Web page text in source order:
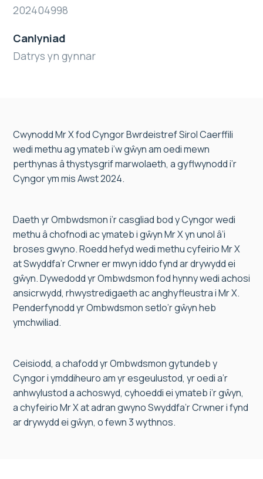
202404998
Canlyniad
Datrys yn gynnar
Cwynodd Mr X fod Cyngor Bwrdeistref Sirol Caerffili
wedi methu ag ymateb i’w gŵyn am oedi mewn
perthynas â thystysgrif marwolaeth, a gyflwynodd i’r
Cyngor ym mis Awst 2024.
Daeth yr Ombwdsmon i’r casgliad bod y Cyngor wedi
methu â chofnodi ac ymateb i gŵyn Mr X yn unol â’i
broses gwyno. Roedd hefyd wedi methu cyfeirio Mr X
at Swyddfa’r Crwner er mwyn iddo fynd ar drywydd ei
gŵyn. Dywedodd yr Ombwdsmon fod hynny wedi achosi
ansicrwydd, rhwystredigaeth ac anghyfleustra i Mr X.
Penderfynodd yr Ombwdsmon setlo’r gŵyn heb
ymchwiliad.
Ceisiodd, a chafodd yr Ombwdsmon gytundeb y
Cyngor i ymddiheuro am yr esgeulustod, yr oedi a’r
anhwylustod a achoswyd, cyhoeddi ei ymateb i’r gŵyn,
a chyfeirio Mr X at adran gwyno Swyddfa’r Crwner i fynd
ar drywydd ei gŵyn, o fewn 3 wythnos.